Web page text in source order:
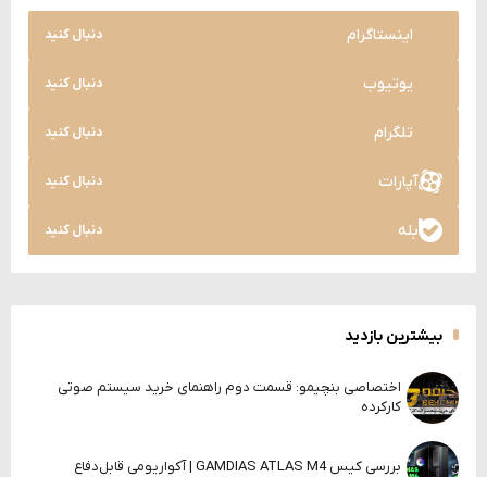
اینستاگرام دنبال کنید
یوتیوب دنبال کنید
تلگرام دنبال کنید
آپارات دنبال کنید
بله دنبال کنید
بیشترین بازدید
اختصاصی بنچیمو: قسمت دوم راهنمای خرید سیستم صوتی
کارکرده
بررسی کیس GAMDIAS ATLAS M4 | آکواریومی قابل‌دفاع